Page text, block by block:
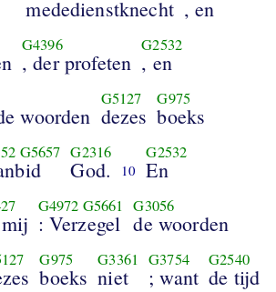
mededienstknecht , en
G4396
, der profeten
G2532
, en
woorden
G5127
dezes
G975
boeks
G5657 G2316
God. 10
G2532
En
G4972 G5661
: Verzegel
G3056
de woorden
G975
boeks
G3361
niet
G3754
; want
G2540
de tijd